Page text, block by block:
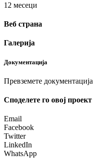
12 месеци
Веб страна
Галерија
Документација
Превземете документација
Споделeте го овој проект
Email
Facebook
Twitter
LinkedIn
WhatsApp